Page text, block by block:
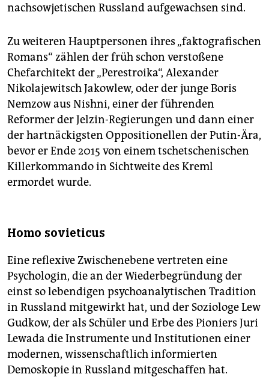
nachsowjetischen Russland aufgewachsen sind.
Zu weiteren Hauptpersonen ihres „faktografischen
Romans“ zählen der früh schon verstoßene
Chefarchitekt der „Perestroika“, Alexander
Nikolajewitsch Jakowlew, oder der junge Boris
Nemzow aus ­Nishni, einer der führenden
Reformer der Jelzin-Regierungen und dann einer
der hartnäckigsten Oppositionellen der Putin-Ära,
bevor er Ende 2015 von einem tschetschenischen
Killerkommando in Sichtweite des Kreml
ermordet wurde.
Homo sovieticus
Eine reflexive Zwischen­ebene vertreten eine
Psychologin, die an der Wiederbegründung der
einst so lebendigen psychoanalytischen Tradition
in Russland mitgewirkt hat, und der Soziologe Lew
Gudkow, der als Schüler und Erbe des Pioniers Juri
Lewada die Instrumente und Institutionen einer
modernen, wissenschaftlich informierten
Demoskopie in Russland mitgeschaffen hat.